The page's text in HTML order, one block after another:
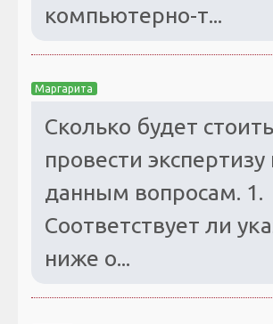
компьютерно-т...
Маргарита
Сколько будет стоить
провести экспертизу
данным вопросам. 1.
Соответствует ли
ниже о...